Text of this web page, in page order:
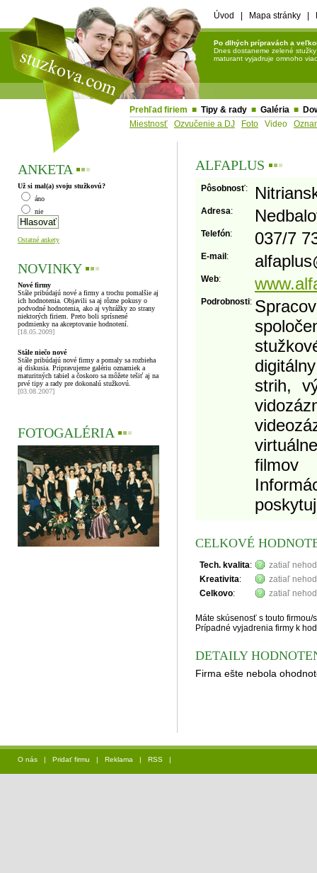
Úvod Mapa stránky
Po dlhých prípravách a
Dnes dostaneme zelené
maturant vyjadruje omnoho
Prehľad firiem ■ Tipy & rady ■ Galéria ■
Miestnosť
Ozvučenie a DJ Foto Video
ANKETA ▪▪▪
Už si mal(a) svoju stužkovú?
áno
nie
Ostatné ankety
NOVINKY ▪▪▪
Nové firmy
Stále pribúdajú nové a firmy a trochu pomalšie aj
ich hodnotenia. Objavili sa aj rôzne pokusy o
podvodné hodnotenia, ako aj vyhrážky zo strany
niektorých firiem. Preto boli sprísnené
podmienky na akceptovanie hodnotení.
[18.05.2009]
Stále niečo nové
Stále pribúdajú nové firmy a pomaly sa rozbieha
aj diskusia. Pripravujeme galériu oznamiek a
maturitných tabiel a čoskoro sa môžete tešiť aj na
prvé tipy a rady pre dokonalú stužkovú.
[03.08.2007]
FOTOGALÉRIA ▪▪▪
ALFAPLUS ▪▪▪
Pôsobnosť:
Adresa:
Telefón: 037/7
E-mail : alfaplus
Web:
Podrobnosti:
strih,
filmov
CELKOVÉ
Tech. kvalita:
zatiaľ
Kreativita:
zatiaľ
Celkovo: zatiaľ
Máte skúsenosť s touto
Prípadné vyjadrenia firmy k
DETAILY
Firma ešte nebola
O nás | Pridať firmu | Reklama | RSS |